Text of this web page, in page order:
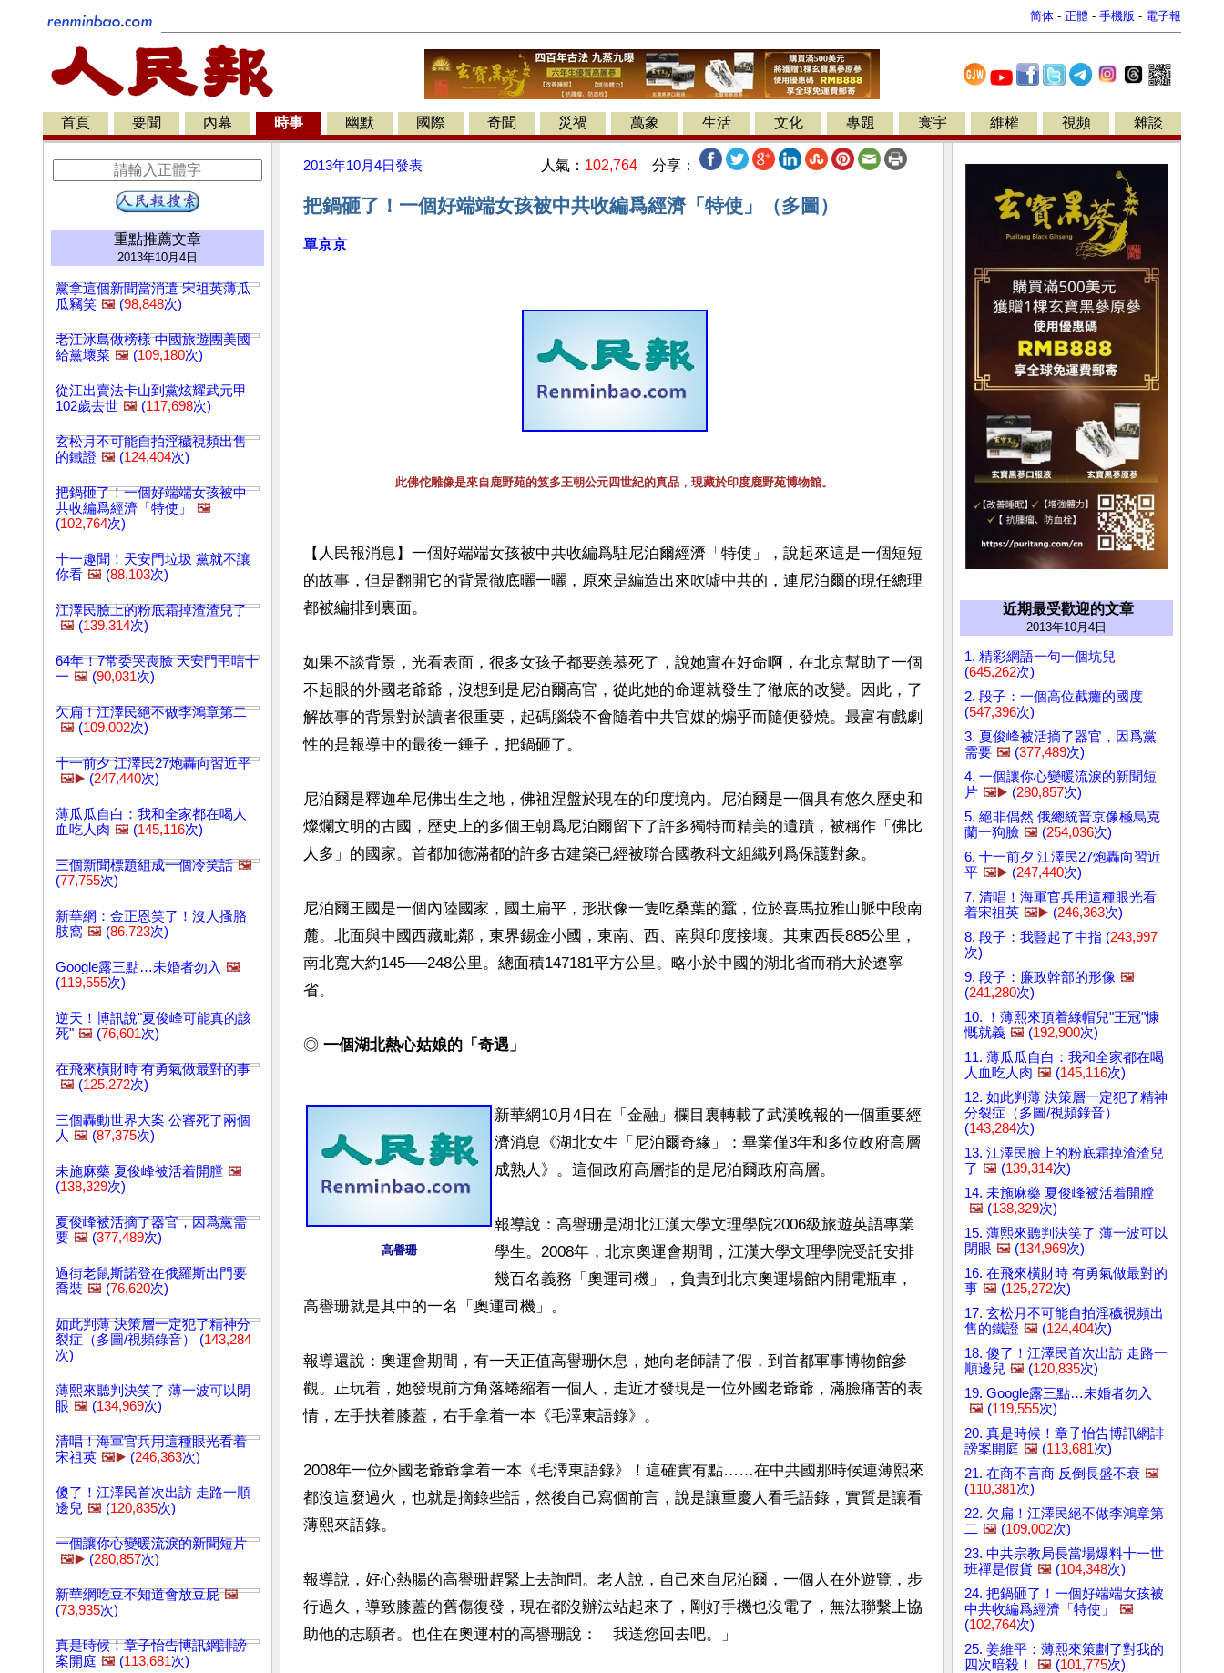
简体 - 正體 - 手機版 - 電子報
首頁 要聞 內幕 時事 幽默 國際 奇聞 災禍 萬象 生活 文化 專題 寰宇 維權 視頻 雜談
重點推薦文章
2013年10月4日
黨拿這個新聞當消遣 宋祖英薄瓜
瓜竊笑 🖼️ (98,848次)
老江冰島做榜樣 中國旅遊團美國
給黨壞菜 🖼️ (109,180次)
從江出賣法卡山到黨炫耀武元甲
102歲去世 🖼️ (117,698次)
玄松月不可能自拍淫穢視頻出售
的鐵證 🖼️ (124,404次)
把鍋砸了！一個好端端女孩被中
共收編爲經濟「特使」
🖼️
(102,764次)
十一趣聞！天安門垃圾 黨就不讓
你看 🖼️ (88,103次)
江澤民臉上的粉底霜掉渣渣兒了
🖼️ (139,314次)
64年！7常委哭喪臉 天安門弔唁十
一 🖼️ (90,031次)
欠扁！江澤民絕不做李鴻章第二
🖼️ (109,002次)
十一前夕 江澤民27炮轟向習近平
🖼️▶️ (247,440次)
薄瓜瓜自白：我和全家都在喝人
血吃人肉 🖼️ (145,116次)
三個新聞標題組成一個冷笑話 🖼️
(77,755次)
新華網：金正恩笑了！沒人搔胳
肢窩 🖼️ (86,723次)
Google露三點…未婚者勿入 🖼️
(119,555次)
逆天！博訊說"夏俊峰可能真的該
死" 🖼️ (76,601次)
在飛來橫財時 有勇氣做最對的事
🖼️ (125,272次)
三個轟動世界大案 公審死了兩個
人 🖼️ (87,375次)
未施麻藥 夏俊峰被活着開膛 🖼️
(138,329次)
夏俊峰被活摘了器官，因爲黨需
要 🖼️ (377,489次)
過街老鼠斯諾登在俄羅斯出門要
喬裝 🖼️ (76,620次)
如此判薄 決策層一定犯了精神分
裂症（多圖/視頻錄音） (143,284
次)
薄熙來聽判決笑了 薄一波可以閉
眼 🖼️ (134,969次)
清唱！海軍官兵用這種眼光看着
宋祖英 🖼️▶️ (246,363次)
傻了！江澤民首次出訪 走路一順
邊兒 🖼️ (120,835次)
一個讓你心變暖流淚的新聞短片
🖼️▶️ (280,857次)
新華網吃豆不知道會放豆屁 🖼️
(73,935次)
真是時候！章子怡告博訊網誹謗
案開庭 🖼️ (113,681次)
2013年10月4日發表 人氣： 102,764 分享：
把鍋砸了！一個好端端女孩被中共收編爲經濟「特使」（多圖）
單京京
此佛佗雕像是來自鹿野苑的笈多王朝公元四世紀的真品，現藏於印度鹿野苑博物館。
【人民報消息】一個好端端女孩被中共收編爲駐尼泊爾經濟「特使」，說起來這是一個短短
的故事，但是翻開它的背景徹底曬一曬，原來是編造出來吹噓中共的，連尼泊爾的現任總理
都被編排到裏面。
如果不談背景，光看表面，很多女孩子都要羨慕死了，說她實在好命啊，在北京幫助了一個
不起眼的外國老爺爺，沒想到是尼泊爾高官，從此她的命運就發生了徹底的改變。因此，了
解故事的背景對於讀者很重要，起碼腦袋不會隨着中共官媒的煽乎而隨便發燒。最富有戲劇
性的是報導中的最後一錘子，把鍋砸了。
尼泊爾是釋迦牟尼佛出生之地，佛祖涅盤於現在的印度境內。尼泊爾是一個具有悠久歷史和
燦爛文明的古國，歷史上的多個王朝爲尼泊爾留下了許多獨特而精美的遺蹟，被稱作「佛比
人多」的國家。首都加德滿都的許多古建築已經被聯合國教科文組織列爲保護對象。
尼泊爾王國是一個內陸國家，國土扁平，形狀像一隻吃桑葉的蠶，位於喜馬拉雅山脈中段南
麓。北面與中國西藏毗鄰，東界錫金小國，東南、西、南與印度接壤。其東西長885公里，
南北寬大約145──248公里。總面積147181平方公里。略小於中國的湖北省而稍大於遼寧
省。
◎ 一個湖北熱心姑娘的「奇遇」
高譽珊
新華網10月4日在「金融」欄目裏轉載了武漢晚報的一個重要經
濟消息《湖北女生「尼泊爾奇緣」：畢業僅3年和多位政府高層
成熟人》。這個政府高層指的是尼泊爾政府高層。
報導說：高譽珊是湖北江漢大學文理學院2006級旅遊英語專業
學生。2008年，北京奧運會期間，江漢大學文理學院受託安排
幾百名義務「奧運司機」，負責到北京奧運場館內開電瓶車，
高譽珊就是其中的一名「奧運司機」。
報導還說：奧運會期間，有一天正值高譽珊休息，她向老師請了假，到首都軍事博物館參
觀。正玩着，她發現前方角落蜷縮着一個人，走近才發現是一位外國老爺爺，滿臉痛苦的表
情，左手扶着膝蓋，右手拿着一本《毛澤東語錄》。
2008年一位外國老爺爺拿着一本《毛澤東語錄》！這確實有點……在中共國那時候連薄熙來
都沒這麼過火，也就是摘錄些話，然後自己寫個前言，說是讓重慶人看毛語錄，實質是讓看
薄熙來語錄。
報導說，好心熱腸的高譽珊趕緊上去詢問。老人說，自己來自尼泊爾，一個人在外遊覽，步
行過久，導致膝蓋的舊傷復發，現在都沒辦法站起來了，剛好手機也沒電了，無法聯繫上協
助他的志願者。也住在奧運村的高譽珊說：「我送您回去吧。」
近期最受歡迎的文章
2013年10月4日
1. 精彩網語一句一個坑兒
(645,262次)
2. 段子：一個高位截癱的國度
(547,396次)
3. 夏俊峰被活摘了器官，因爲黨
需要 🖼️ (377,489次)
4. 一個讓你心變暖流淚的新聞短
片 🖼️▶️ (280,857次)
5. 絕非偶然 俄總統普京像極烏克
蘭一狗臉 🖼️ (254,036次)
6. 十一前夕 江澤民27炮轟向習近
平 🖼️▶️ (247,440次)
7. 清唱！海軍官兵用這種眼光看
着宋祖英 🖼️▶️ (246,363次)
8. 段子：我豎起了中指 (243,997
次)
9. 段子：廉政幹部的形像 🖼️
(241,280次)
10. ！薄熙來頂着綠帽兒"王冠"慷
慨就義 🖼️ (192,900次)
11. 薄瓜瓜自白：我和全家都在喝
人血吃人肉 🖼️ (145,116次)
12. 如此判薄 決策層一定犯了精神
分裂症（多圖/視頻錄音）
(143,284次)
13. 江澤民臉上的粉底霜掉渣渣兒
了 🖼️ (139,314次)
14. 未施麻藥 夏俊峰被活着開膛
🖼️ (138,329次)
15. 薄熙來聽判決笑了 薄一波可以
閉眼 🖼️ (134,969次)
16. 在飛來橫財時 有勇氣做最對的
事 🖼️ (125,272次)
17. 玄松月不可能自拍淫穢視頻出
售的鐵證 🖼️ (124,404次)
18. 傻了！江澤民首次出訪 走路一
順邊兒 🖼️ (120,835次)
19. Google露三點…未婚者勿入
🖼️ (119,555次)
20. 真是時候！章子怡告博訊網誹
謗案開庭 🖼️ (113,681次)
21. 在商不言商 反倒長盛不衰 🖼️
(110,381次)
22. 欠扁！江澤民絕不做李鴻章第
二 🖼️ (109,002次)
23. 中共宗教局長當場爆料十一世
班禪是假貨 🖼️ (104,348次)
24. 把鍋砸了！一個好端端女孩被
中共收編爲經濟「特使」
🖼️
(102,764次)
25. 姜維平：薄熙來策劃了對我的
四次暗殺！
🖼️ (101,775次)